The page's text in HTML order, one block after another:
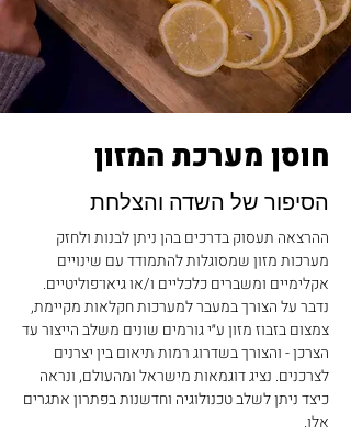
חוסן מערכת המזון
הסיפור של השדה והצלחת
ההרצאה תעסוק בדרכים בהן ניתן לבנות ולחזק
מערכות מזון שמסוגלות להתמודד עם שינויים
אקלימיים ומשברים כלכליים ו/או גיאו־פוליטיים.
נדבר על הצורך במעבר למערכות חקלאות מקיימת,
צמצום בזבוז מזון ע״י גורמים שונים משלב הייצור עד
הצרכן - והצורך בשדרוג רמות תיאום בין יצרנים
לצרכנים. נציג דוגמאות מישראל ומהעולם, ונראה
כיצד ניתן לשלב טכנולוגיה וחדשנות בפתרון אתגרים
אלו.